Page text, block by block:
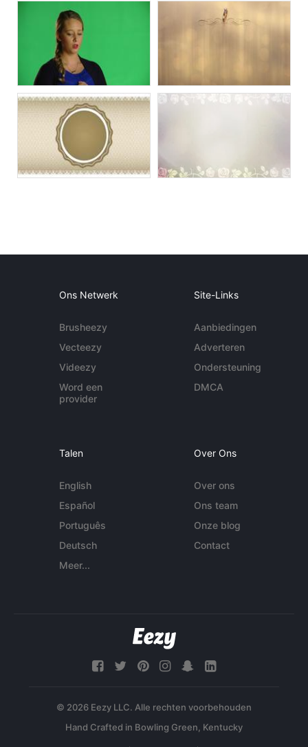
Ons Netwerk
Brusheezy
Vecteezy
Videezy
Word een
provider
Site-Links
Aanbiedingen
Adverteren
Ondersteuning
DMCA
Talen
English
Español
Português
Deutsch
Meer...
Over Ons
Over ons
Ons team
Onze blog
Contact
© 2026 Eezy LLC. Alle rechten voorbehouden